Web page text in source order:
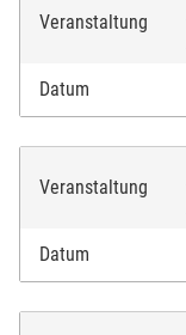
Veranstaltung
Datum
Veranstaltung
Datum